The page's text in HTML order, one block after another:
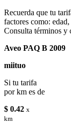
Recuerda que tu
factores como:
Consulta términos y
Aveo PAQ B 2009
miituo
Si tu tarifa
por km es de
$ 0.42 x
km